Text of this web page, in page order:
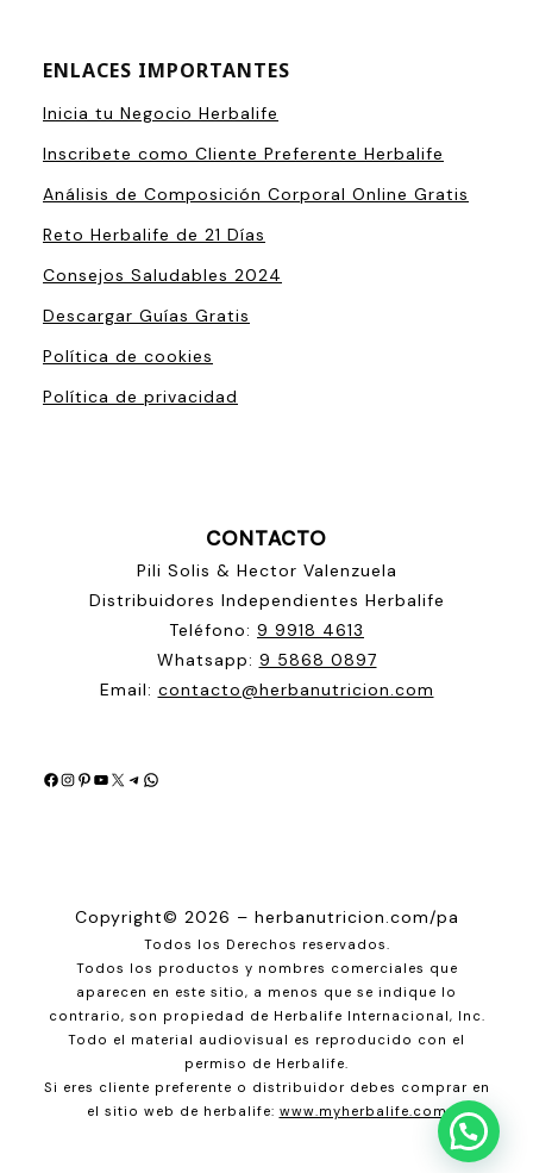
ENLACES IMPORTANTES
Inicia tu Negocio Herbalife
Inscribete como Cliente Preferente Herbalife
Análisis de Composición Corporal Online Gratis
Reto Herbalife de 21 Días
Consejos Saludables 2024
Descargar Guías Gratis
Política de cookies
Política de privacidad
CONTACTO
Pili Solis & Hector Valenzuela
Distribuidores Independientes Herbalife
Teléfono: 9 9918 4613
Whatsapp: 9 5868 0897
Email: contacto@herbanutricion.com
Facebook
Instagram
Pinterest
YouTube
X Telegram
WhatsApp
Copyright© 2026 – herbanutricion.com/pa
Todos los Derechos reservados.
Todos los productos y nombres comerciales que
aparecen en este sitio, a menos que se indique lo
contrario, son propiedad de Herbalife Internacional, Inc.
Todo el material audiovisual es reproducido con el
permiso de Herbalife.
Si eres cliente preferente o distribuidor debes comprar en
el sitio web de herbalife: www.myherbalife.com